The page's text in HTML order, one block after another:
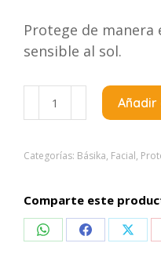
Protege de manera
sensible al sol.
Uveblock
Dry
X40Ml
cantidad
Categorías: Básika, Facial,
Comparte este
CompartirCompartir